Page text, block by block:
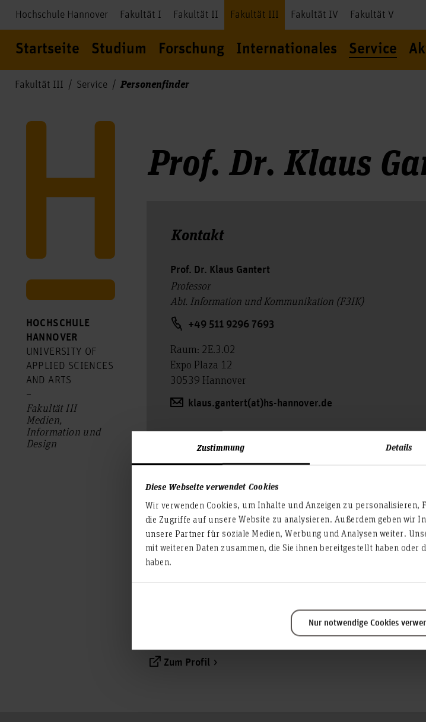
Zustimmung Details
Diese Webseite verwendet Cookies
Wir verwenden Cookies, um Inhalte und Anzeigen zu
die Zugriffe auf unsere Website zu analysieren. Außerdem geben wir
unsere Partner für soziale Medien, Werbung und Analysen weiter.
mit weiteren Daten zusammen, die Sie ihnen bereitgestellt haben
haben.
Nur notwendige Cookies
Hochschule Hannover Fakultät I Fakultät II Fakultät III Fakultät IV Fakultät V
Startseite Studium Forschung Internationales Service
Fakultät III Service Personenfinder
HOCHSCHULE
HANNOVER
UNIVERSITY OF
APPLIED SCIENCES
AND ARTS
–
Fakultät III
Medien,
Information und
Design
Prof. Dr. Klaus
Kontakt
Prof. Dr. Klaus Gantert
Professor
Abt. Information und Kommunikation (F3IK)
+49 511 9296 7693
Raum: 2E.3.02
Expo Plaza 12
30539 Hannover
klaus.gantert(at)hs-hannover.de
Forschungsprojekte
Zum Profil